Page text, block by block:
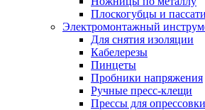
Плоскогубцы и
Электромонтажный
Для снятия изоляции
Кабелерезы
Пинцеты
Пробники напряжения
Ручные пресс-клещи
Прессы для опрессовки